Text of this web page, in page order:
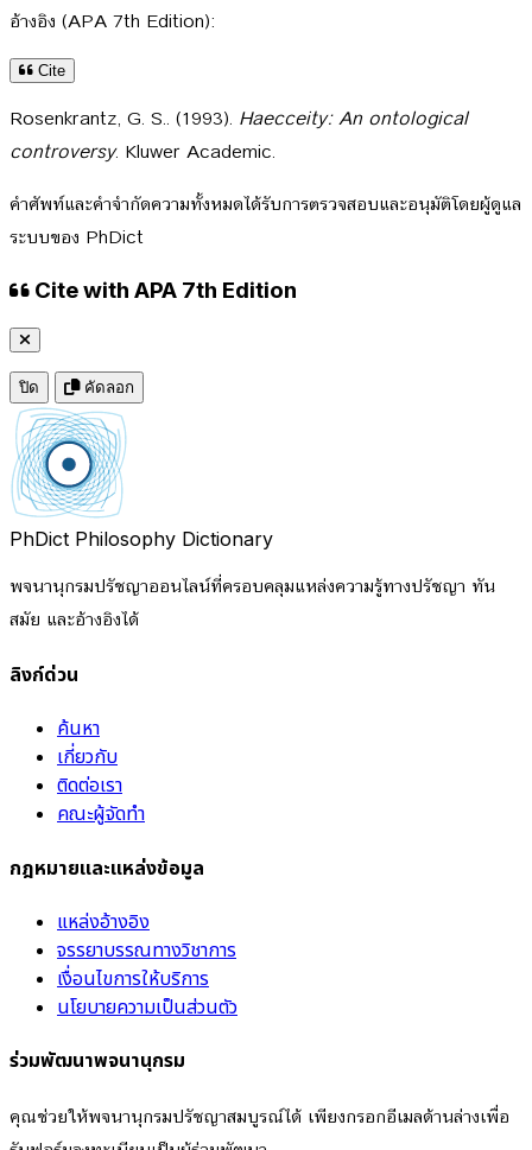
อ้างอิง (APA 7th Edition):
Cite
Rosenkrantz, G. S.. (1993). Haecceity: An ontological
controversy. Kluwer Academic.
คำศัพท์และคำจำกัดความทั้งหมดได้รับการตรวจสอบและอนุมัติโดยผู้ดูแล
ระบบของ PhDict
Cite with APA 7th Edition
ปิด คัดลอก
PhDict Philosophy Dictionary
พจนานุกรมปรัชญาออนไลน์ที่ครอบคลุมแหล่งความรู้ทางปรัชญา ทัน
สมัย และอ้างอิงได้
ลิงก์ด่วน
ค้นหา
เกี่ยวกับ
ติดต่อเรา
คณะผู้จัดทำ
กฎหมายและแหล่งข้อมูล
แหล่งอ้างอิง
จรรยาบรรณทางวิชาการ
เงื่อนไขการให้บริการ
นโยบายความเป็นส่วนตัว
ร่วมพัฒนาพจนานุกรม
คุณช่วยให้พจนานุกรมปรัชญาสมบูรณ์ได้ เพียงกรอกอีเมลด้านล่างเพื่อ